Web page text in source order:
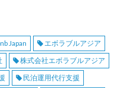
Japan
エボラブルアジア
株式会社エボラブルアジア
民泊運用代行支援